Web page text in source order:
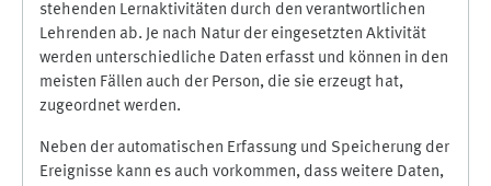
stehenden Lernaktivitäten durch den verantwortlichen
Lehrenden ab. Je nach Natur der eingesetzten Aktivität
werden unterschiedliche Daten erfasst und können in den
meisten Fällen auch der Person, die sie erzeugt hat,
zugeordnet werden.
Neben der automatischen Erfassung und Speicherung der
Ereignisse kann es auch vorkommen, dass weitere Daten,